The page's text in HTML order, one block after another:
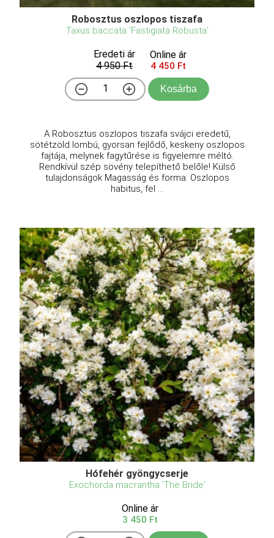
Robosztus oszlopos tiszafa
Taxus baccata 'Fastigiata Robusta'
Eredeti ár
4 950 Ft
Online ár
4 450 Ft
Kosárba
A Robosztus oszlopos tiszafa svájci eredetű,
sötétzöld lombú, gyorsan fejlődő, keskeny oszlopos
fajtája, melynek fagytűrése is figyelemre méltó.
Rendkívül szép sövény telepíthető belőle! Külső
tulajdonságok Magasság és forma: Oszlopos
habitus, fel ...
Hófehér gyöngycserje
Exochorda macrantha 'The Bride'
Online ár
3 450 Ft